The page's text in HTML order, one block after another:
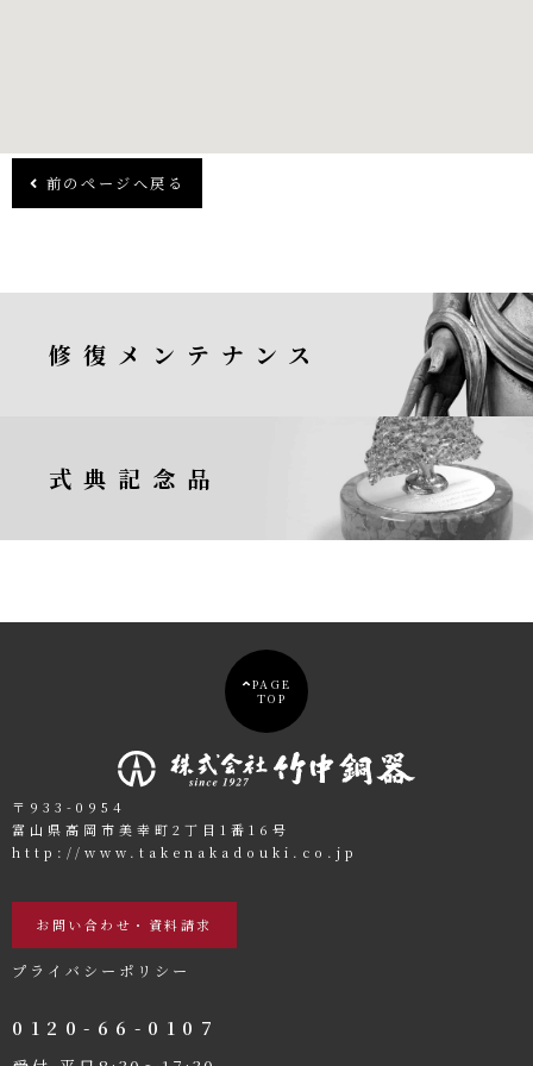
前のページへ戻る
修復メンテナンス
式典記念品
0120-66-0107
お問い合わせ・資料請求
プライバシーポリシー
〒933-0954
富山県高岡市美幸町2丁目1番16号
http://www.takenakadouki.co.jp
PAGE
TOP